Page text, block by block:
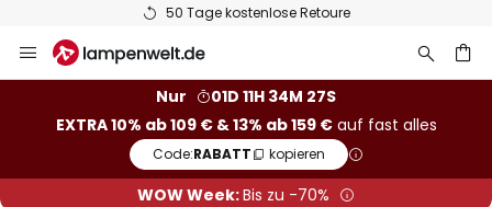
50 Tage kostenlose Retoure
Inhalt
Nur
01D 11H 34M 26S
EXTRA 10% ab 109 € & 13% ab 159 €auf fast alles
Code:RABATT kopieren
WOW Week:Bis zu -70%